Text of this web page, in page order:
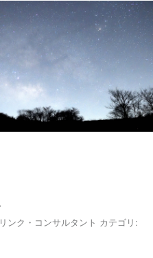
ンク・コンサルタント カテゴリ: